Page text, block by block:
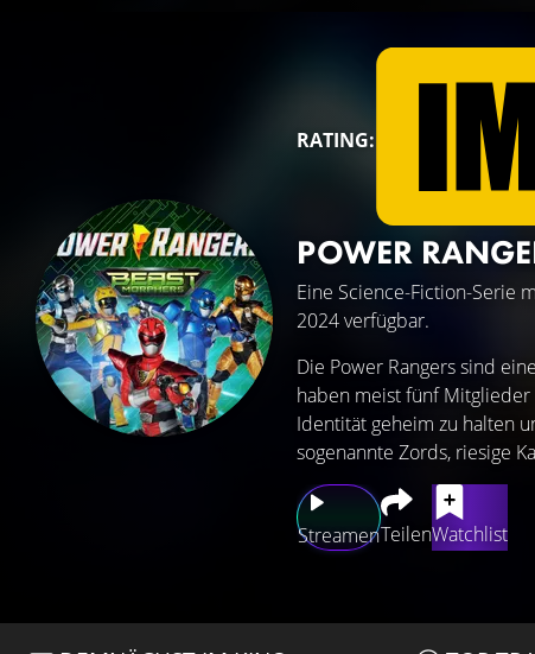
RATING:
POWER
Eine Science-Fiction-Serie
2024 verfügbar.
StreamenTeilenWatchlist
Die Power Rangers sind
haben meist fünf
Identität geheim zu halten
sogenannte Zords, riesige